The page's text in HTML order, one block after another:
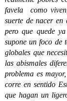
favela como
suerte de nacer en
pero que quede
supone un foco de
globales que
las abismales
problema es
corre en sentido
que hagan un